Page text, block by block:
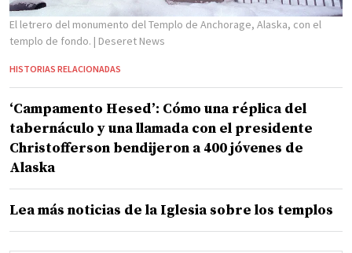
El letrero del monumento del Templo de Anchorage, Alaska, con el
templo de fondo. | Deseret News
HISTORIAS RELACIONADAS
‘Campamento Hesed’: Cómo una réplica del
tabernáculo y una llamada con el presidente
Christofferson bendijeron a 400 jóvenes de
Alaska
Lea más noticias de la Iglesia sobre los templos